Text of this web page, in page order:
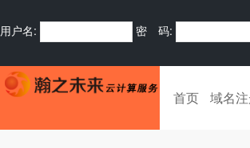
用户名: 密 码:
首页 域名